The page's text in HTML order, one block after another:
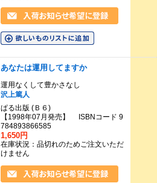
あなたは運用してますか
運用なくして豊かさなし
沢上篤人
ぱる出版 (Ｂ６)
【1998年07月発売】 ISBNコード 9
784893866585
1,650円
在庫状況：品切れのためご注文いただ
けません